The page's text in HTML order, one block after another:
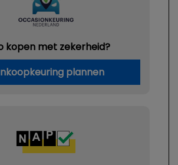
kopen met zekerheid?
plannen